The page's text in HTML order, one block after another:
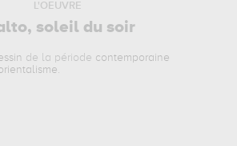
L'OEUVRE
soleil du soir
de la période contemporaine
.